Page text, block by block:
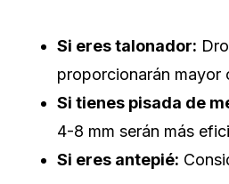
Si eres talonador:
proporcionarán mayor
Si tienes pisada de
4-8 mm serán más
Si eres antepié: